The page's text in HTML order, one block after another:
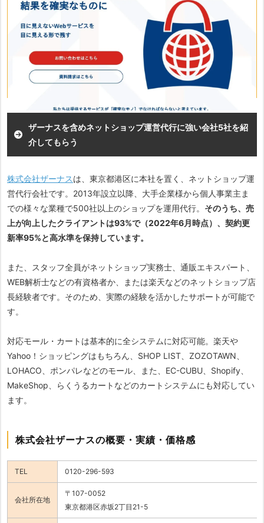
・大手企業様から個人事業主まで、500社以上幅広くサポー
ト
・全スタッフ、ネットショップ実務士、通販エキスパート、
WEB解析士などの有資格者
・国内全モール、全カートシステムに対応
ザーナスを含めネットショップ運営代行に強い会社5社を紹
介してもらう
株式会社ザーナスは、東京都港区に本社を置く、ネットショップ運
営代行会社です。2013年設立以降、大手企業様から個人事業主ま
での様々な業種で500社以上のショップを運用代行。 そのうち、売
上が向上したクライアントは93%で（2022年6月時点）、契約更
新率95%と高水準を保持しています。
また、スタッフ全員がネットショップ実務士、通販エキスパート、
WEB解析士などの有資格者か、または楽天などのネットショップ店
長経験者です。そのため、実際の経験を活かしたサポートが可能で
す。
対応モール・カートは基本的に全システムに対応可能。楽天や
Yahoo！ショッピングはもちろん、SHOP LIST、ZOZOTAWN、
LOHACO、ポンパレなどのモール、また、EC-CUBU、Shopify、
MakeShop、らくうるカートなどのカートシステムにも対応してい
ます。
株式会社ザーナスの概要・実績・価格感
TEL 0120-296-593
会社所在地
〒107-0052
東京都港区赤坂2丁目21-5